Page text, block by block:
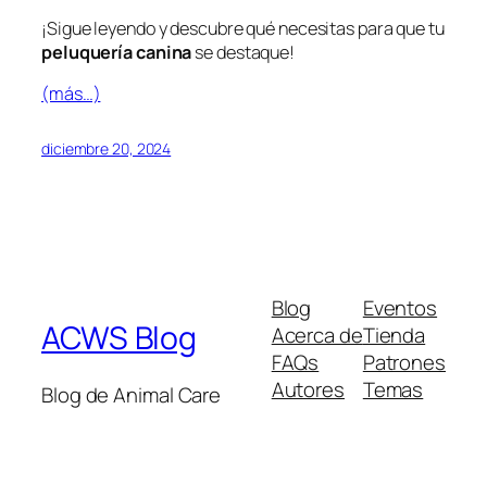
¡Sigue leyendo y descubre qué necesitas para que tu
peluquería caninase destaque!
(más…)
diciembre 20, 2024
ACWS Blog
Blog de Animal Care
Blog
Acerca de
FAQs
Autores
Eventos
Tienda
Patrones
Temas